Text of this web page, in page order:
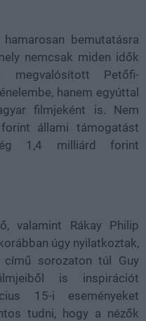
bemutatásra
nemcsak miden idők
megvalósított Petőfi-
hanem egyúttal
filmjeként is. Nem
állami támogatást
1,4 milliárd forint
valamint Rákay Philip
úgy nyilatkoztak,
című sorozaton túl Guy
is inspirációt
15-i eseményeket
tudni, hogy a nézők